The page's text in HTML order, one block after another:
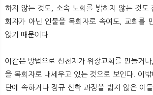
하지 않는 것도, 소속 노회를 밝히지 않는 것도
회자가 아닌 인물을 목회자로 속여도, 교회를
않기 때문이다.
이같은 방법으로 신천지가 위장교회를 만들거
을 목회자로 내세우고 있는 것으로 보인다. 이
단에 속하거나 정규 신학 과정을 밟지 않은 이